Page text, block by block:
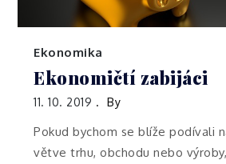
Ekonomika
Ekonomičtí zabijáci
11. 10. 2019 By
Pokud bychom se blíže podívali
větve trhu, obchodu nebo